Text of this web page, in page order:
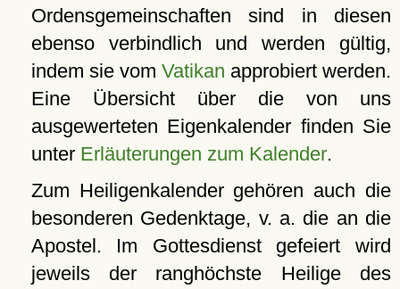
Ordensgemeinschaften sind in diesen
ebenso verbindlich und werden gültig,
indem sie vom Vatikan approbiert werden.
Eine Übersicht über die von uns
ausgewerteten Eigenkalender finden Sie
unter Erläuterungen zum Kalender.
Zum Heiligenkalender gehören auch die
besonderen Gedenktage, v. a. die an die
Apostel. Im Gottesdienst gefeiert wird
jeweils der ranghöchste Heilige des